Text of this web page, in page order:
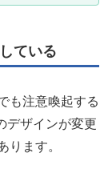
ている
も注意喚起する
デザインが変更
ります。